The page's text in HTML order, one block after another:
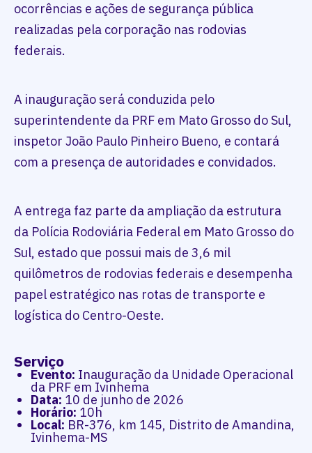
ocorrências e ações de segurança pública
realizadas pela corporação nas rodovias
federais.
A inauguração será conduzida pelo
superintendente da PRF em Mato Grosso do Sul,
inspetor João Paulo Pinheiro Bueno, e contará
com a presença de autoridades e convidados.
A entrega faz parte da ampliação da estrutura
da Polícia Rodoviária Federal em Mato Grosso do
Sul, estado que possui mais de 3,6 mil
quilômetros de rodovias federais e desempenha
papel estratégico nas rotas de transporte e
logística do Centro-Oeste.
Serviço
Evento: Inauguração da Unidade Operacional
da PRF em Ivinhema
Data: 10 de junho de 2026
Horário: 10h
Local: BR-376, km 145, Distrito de Amandina,
Ivinhema-MS